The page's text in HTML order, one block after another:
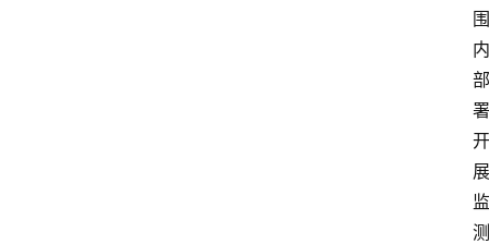
围
内
部
署
开
展
监
测